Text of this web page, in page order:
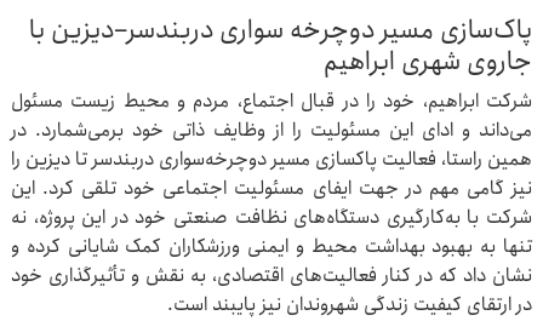
پاک‌سازی مسیر دوچرخه سواری دربندسر–دیزین با
جاروی شهری ابراهیم
شرکت ابراهیم، خود را در قبال اجتماع، مردم و محیط زیست مسئول
می‌داند و ادای این مسئولیت را از وظایف ذاتی خود برمی‌شمارد. در
همین راستا، فعالیت پاکسازی مسیر دوچرخه‌سواری دربندسر تا دیزین را
نیز گامی مهم در جهت ایفای مسئولیت اجتماعی خود تلقی کرد. این
شرکت با به‌کارگیری دستگاه‌های نظافت صنعتی خود در این پروژه، نه
تنها به بهبود بهداشت محیط و ایمنی ورزشکاران کمک شایانی کرده و
نشان داد که در کنار فعالیت‌های اقتصادی، به نقش و تأثیرگذاری خود
در ارتقای کیفیت زندگی شهروندان نیز پایبند است.